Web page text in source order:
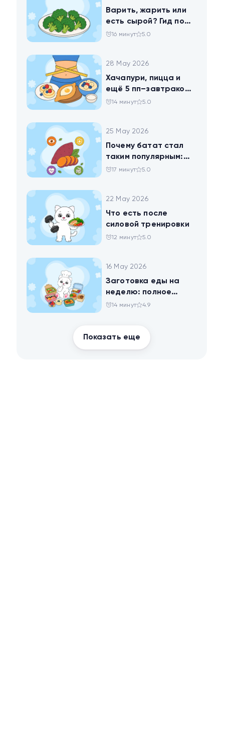
Варить, жарить или
есть сырой? Гид по
брокколи
16 минут 5.0
28 May 2026
Хачапури, пицца и
ещё 5 пп–завтраков,
чтобы набрать
14 минут 5.0
25 May 2026
Почему батат стал
таким популярным:
всё о пользе
17 минут 5.0
22 May 2026
Что есть после
силовой тренировки
12 минут 5.0
16 May 2026
Заготовка еды на
неделю: полное
руководство для
14 минут 4.9
Показать еще